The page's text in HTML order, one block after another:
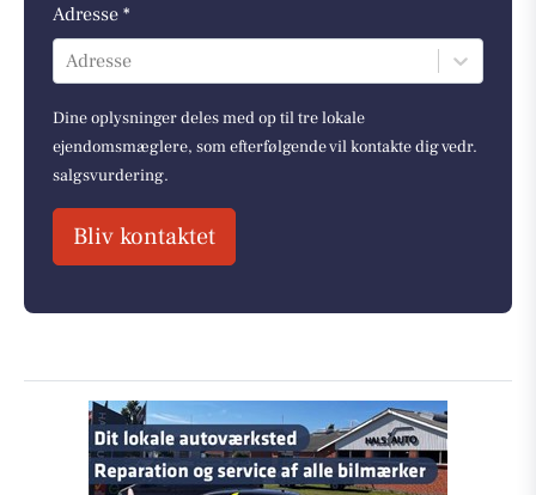
Adresse *
Adresse
Dine oplysninger deles med op til tre lokale
ejendomsmæglere, som efterfølgende vil kontakte dig vedr.
salgsvurdering.
Bliv kontaktet